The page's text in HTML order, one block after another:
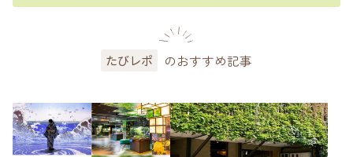
たびレポ のおすすめ記事